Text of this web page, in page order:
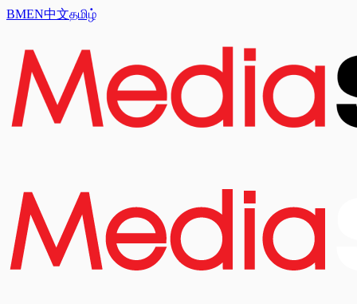
BMEN中文தமிழ்